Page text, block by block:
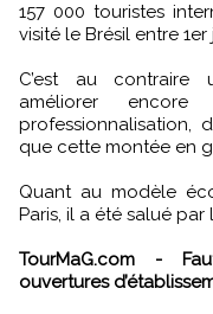
157 000 touristes
visité le Brésil entre
C’est au contraire
améliorer
professionnalisation,
que cette montée en
Quant au modèle
Paris, il a été salué par
TourMaG.com -
ouvertures